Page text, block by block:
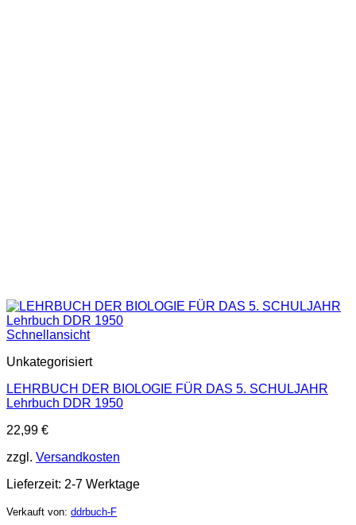
Schnellansicht
Unkategorisiert
LEHRBUCH DER BIOLOGIE FÜR DAS 5. SCHULJAHR
Lehrbuch DDR 1950
22,99 €
zzgl. Versandkosten
Lieferzeit: 2-7 Werktage
Verkauft von: ddrbuch-F